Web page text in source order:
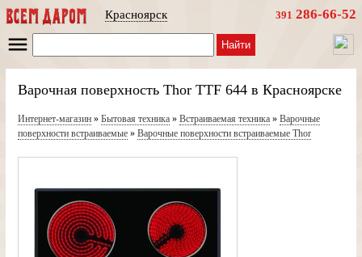
Красноярск 391 286-66-52
Найти
Варочная поверхность Thor TTF 644 в Красноярске
Интернет-магазин» Бытовая техника» Встраиваемая техника» Варочные
поверхности встраиваемые» Варочные поверхности встраиваемые Thor